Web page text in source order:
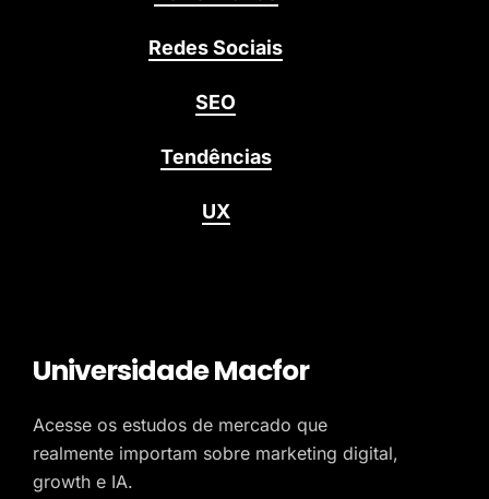
Redes Sociais
SEO
Tendências
UX
Universidade Macfor
Acesse os estudos de mercado que
realmente importam sobre marketing digital,
growth e IA.